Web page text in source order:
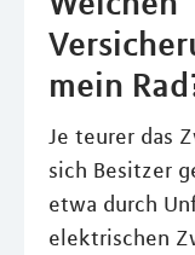
mein
Je teurer das
sich Besitzer
etwa durch
elektrischen